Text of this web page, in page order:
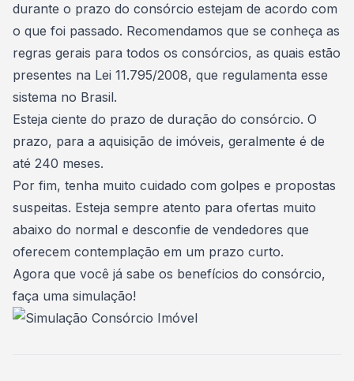
durante o prazo do consórcio estejam de acordo com
o que foi passado. Recomendamos que se conheça as
regras gerais para todos os consórcios, as quais estão
presentes na Lei 11.795/2008, que regulamenta esse
sistema no Brasil.
Esteja ciente do prazo de duração do consórcio. O
prazo, para a aquisição de imóveis, geralmente é de
até 240 meses.
Por fim, tenha muito cuidado com golpes e propostas
suspeitas. Esteja sempre atento para ofertas muito
abaixo do normal e desconfie de vendedores que
oferecem contemplação em um prazo curto.
Agora que você já sabe os benefícios do consórcio,
faça uma simulação!